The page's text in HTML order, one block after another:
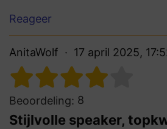
Reageer
AnitaWolf 17 april 2025,
Beoordeling: 8
Stijlvolle speaker,